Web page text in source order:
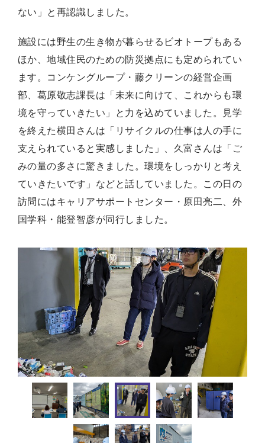
ない」と再認識しました。
施設には野生の生き物が暮らせるビオトープもある
ほか、地域住民のための防災拠点にも定められてい
ます。コンケングループ・藤クリーンの経営企画
部、葛󠄀原敬志課長は「未来に向けて、これからも環
境を守っていきたい」と力を込めていました。見学
を終えた横田さんは「リサイクルの仕事は人の手に
支えられていると実感しました」、久富さんは「ご
みの量の多さに驚きました。環境をしっかりと考え
ていきたいです」などと話していました。この日の
訪問にはキャリアサポートセンター・原田亮二、外
国学科・能登智彦が同行しました。